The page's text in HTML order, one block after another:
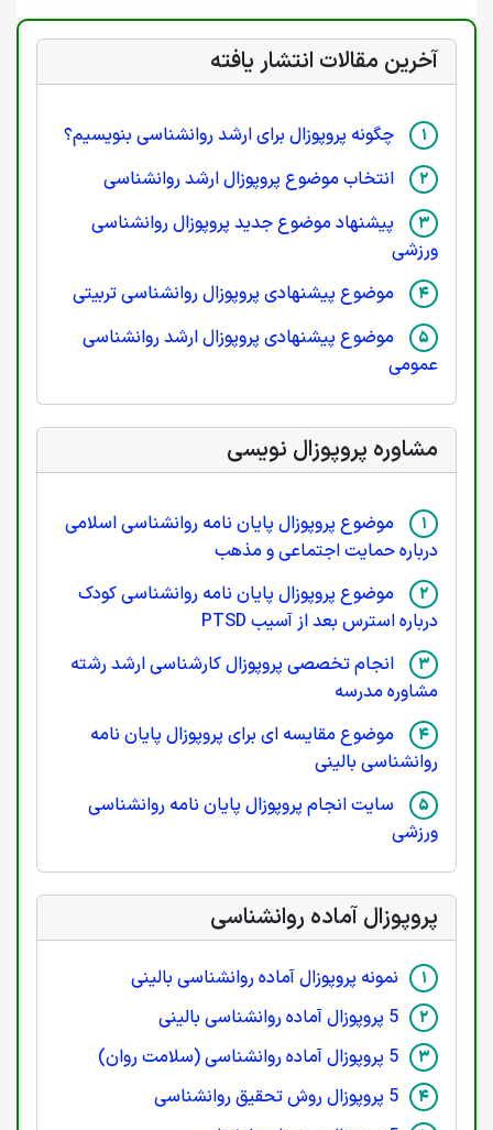
آخرین مقالات انتشار یافته
چگونه پروپوزال برای ارشد روانشناسی بنویسیم؟
انتخاب موضوع پروپوزال ارشد روانشناسی
پیشنهاد موضوع جدید پروپوزال روانشناسی
ورزشی
موضوع پیشنهادی پروپوزال روانشناسی تربیتی
موضوع پیشنهادی پروپوزال ارشد روانشناسی
عمومی
مشاوره پروپوزال نویسی
موضوع پروپوزال پایان نامه روانشناسی اسلامی
درباره حمایت اجتماعی و مذهب
موضوع پروپوزال پایان نامه روانشناسی کودک
درباره استرس بعد از آسیب PTSD
انجام تخصصی پروپوزال کارشناسی ارشد رشته
مشاوره مدرسه
موضوع مقایسه ای برای پروپوزال پایان نامه
روانشناسی بالینی
سایت انجام پروپوزال پایان نامه روانشناسی
ورزشی
پروپوزال آماده روانشناسی
نمونه پروپوزال آماده روانشناسی بالینی
5 پروپوزال آماده روانشناسی بالینی
5 پروپوزال آماده روانشناسی (سلامت روان)
5 پروپوزال روش تحقیق روانشناسی